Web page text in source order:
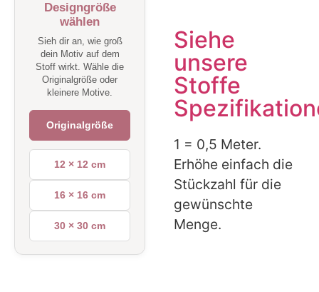
Designgröße
wählen
Sieh dir an, wie groß
dein Motiv auf dem
Stoff wirkt. Wähle die
Originalgröße oder
kleinere Motive.
Originalgröße
12 × 12 cm
16 × 16 cm
30 × 30 cm
Siehe
unsere
Stoffe
1 = 0,5 Meter.
Erhöhe einfach die
Stückzahl für die
gewünschte
Menge.